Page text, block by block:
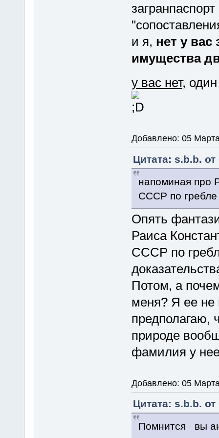
и я, нет у вас
имущества
у вас нет,
Добавлено: 05
Цитата: s.b.b.
напоминая про
СССР по гребле
Опять
Раиса
СССР по
Потом, а
меня? Я ее не
предполагаю,
природе
фамилия у
Добавлено: 05
Цитата: s.b.b.
Помнится вы